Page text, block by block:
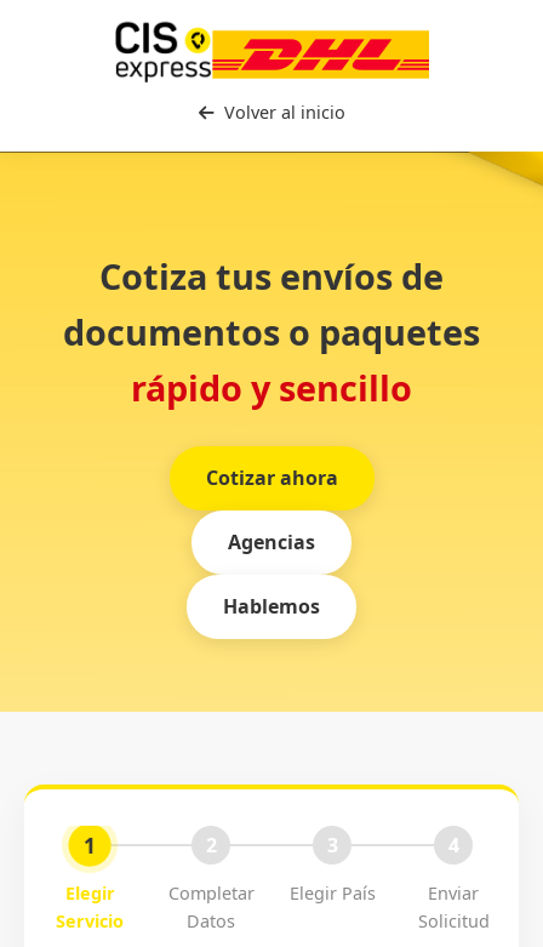
Volver al inicio
Cotiza tus envíos de
documentos o paquetes
rápido y sencillo
Cotizar ahora
Agencias
Hablemos
1
Elegir
Servicio
2
Completar
Datos
3
Elegir País
4
Enviar
Solicitud